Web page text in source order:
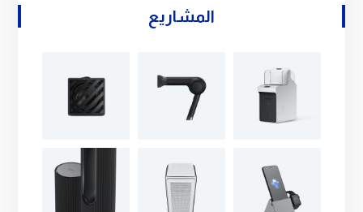
المشاريع